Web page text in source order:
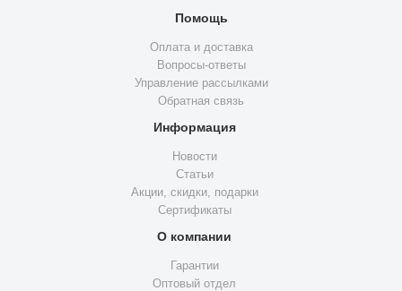
Помощь
Оплата и доставка
Вопросы-ответы
Управление рассылками
Обратная связь
Информация
Новости
Статьи
Акции, скидки, подарки
Сертификаты
О компании
Гарантии
Оптовый отдел